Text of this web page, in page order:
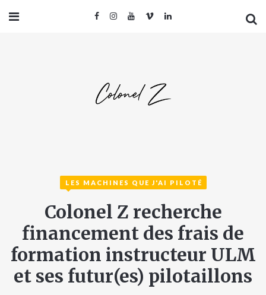
LES MACHINES QUE J'AI PILOTÉ
Colonel Z recherche
financement des frais de
formation instructeur ULM
et ses futur(es) pilotaillons